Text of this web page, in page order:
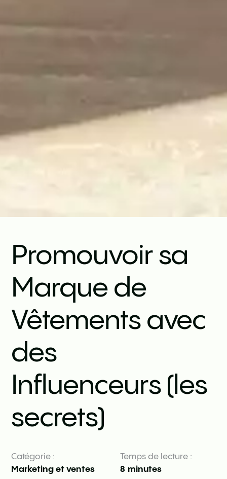
Promouvoir sa
Marque de
Vêtements avec
des
Influenceurs (les
secrets)
Catégorie :
Marketing et ventes
Temps de lecture :
8 minutes